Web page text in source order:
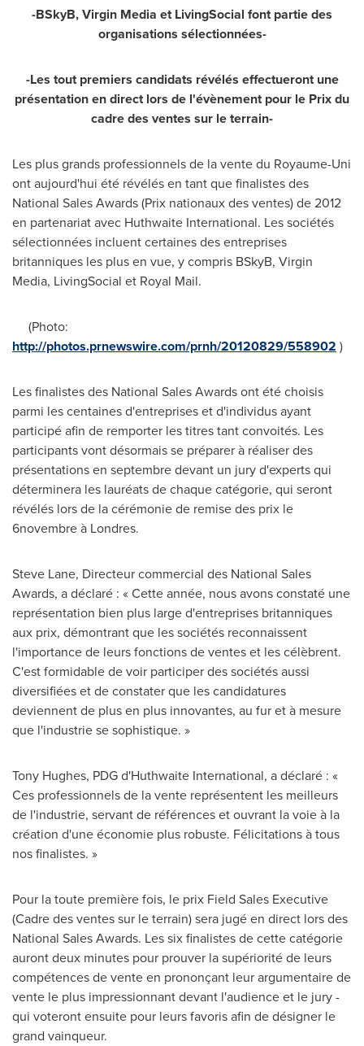
-BSkyB, Virgin Media et LivingSocial font partie des
organisations sélectionnées-
-Les tout premiers candidats révélés effectueront une
présentation en direct lors de l'évènement pour le Prix du
cadre des ventes sur le terrain-
Les plus grands professionnels de la vente du Royaume-Uni
ont aujourd'hui été révélés en tant que finalistes des
National Sales Awards (Prix nationaux des ventes) de 2012
en partenariat avec Huthwaite International. Les sociétés
sélectionnées incluent certaines des entreprises
britanniques les plus en vue, y compris BSkyB, Virgin
Media, LivingSocial et Royal Mail.
(Photo:
http://photos.prnewswire.com/prnh/20120829/558902 )
Les finalistes des National Sales Awards ont été choisis
parmi les centaines d'entreprises et d'individus ayant
participé afin de remporter les titres tant convoités. Les
participants vont désormais se préparer à réaliser des
présentations en septembre devant un jury d'experts qui
déterminera les lauréats de chaque catégorie, qui seront
révélés lors de la cérémonie de remise des prix le
6novembre à Londres.
Steve Lane, Directeur commercial des National Sales
Awards, a déclaré : « Cette année, nous avons constaté une
représentation bien plus large d'entreprises britanniques
aux prix, démontrant que les sociétés reconnaissent
l'importance de leurs fonctions de ventes et les célèbrent.
C'est formidable de voir participer des sociétés aussi
diversifiées et de constater que les candidatures
deviennent de plus en plus innovantes, au fur et à mesure
que l'industrie se sophistique. »
Tony Hughes, PDG d'Huthwaite International, a déclaré : «
Ces professionnels de la vente représentent les meilleurs
de l'industrie, servant de références et ouvrant la voie à la
création d'une économie plus robuste. Félicitations à tous
nos finalistes. »
Pour la toute première fois, le prix Field Sales Executive
(Cadre des ventes sur le terrain) sera jugé en direct lors des
National Sales Awards. Les six finalistes de cette catégorie
auront deux minutes pour prouver la supériorité de leurs
compétences de vente en prononçant leur argumentaire de
vente le plus impressionnant devant l'audience et le jury -
qui voteront ensuite pour leurs favoris afin de désigner le
grand vainqueur.